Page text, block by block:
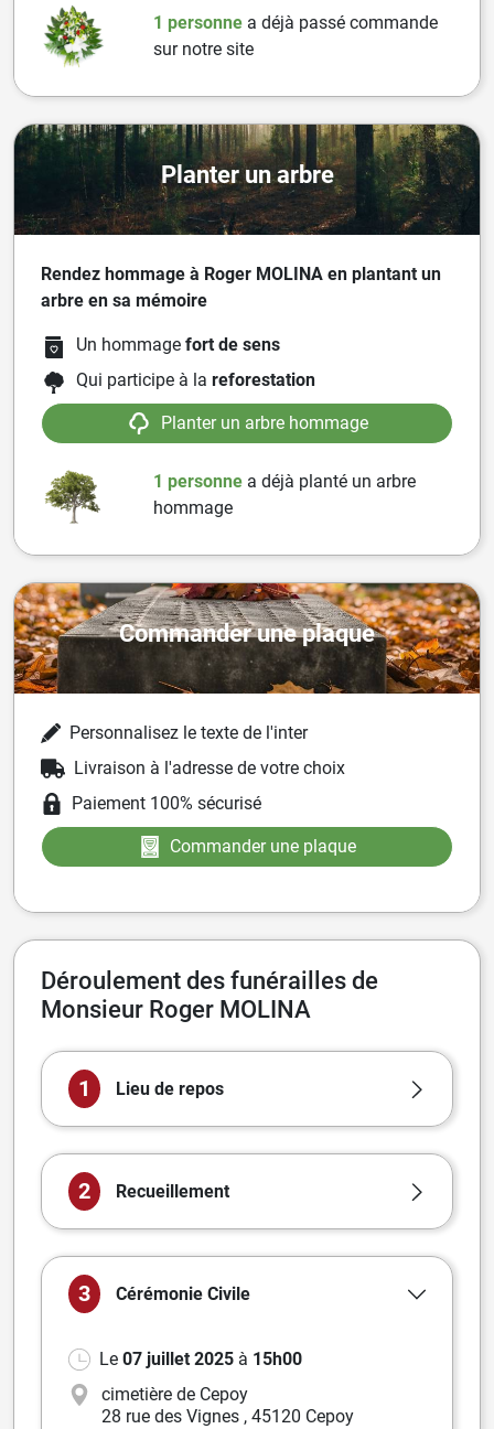
1 personne a déjà passé commande
sur notre site
Planter un arbre
Rendez hommage à Roger MOLINA en plantant un
arbre en sa mémoire
Un hommage fort de sens
Qui participe à la reforestation
Planter un arbre hommage
1 personne a déjà planté un arbre
hommage
Commander une plaque
Personnalisez le texte de l'inter
Livraison à l'adresse de votre choix
Paiement 100% sécurisé
Commander une plaque
Déroulement des funérailles de
Monsieur Roger MOLINA
1 Lieu de repos
2 Recueillement
3 Cérémonie Civile
Le 07 juillet 2025 à 15h00
cimetière de Cepoy
28 rue des Vignes , 45120 Cepoy